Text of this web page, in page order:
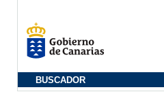
BUSCADOR